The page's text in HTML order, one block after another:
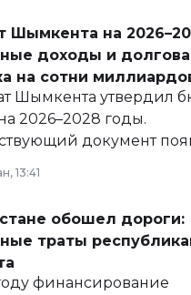
Шымкента на
доходы и
на сотни
Шымкента утвердил
2026–2028 годы.
документ
города.
13:41
обошел дороги:
траты
финансирование